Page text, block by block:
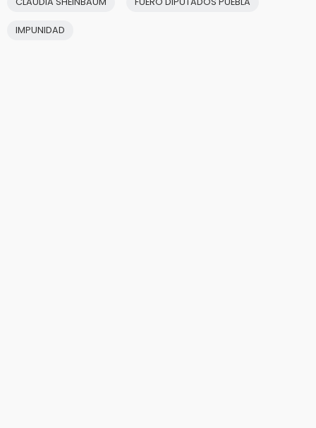
IMPUNIDAD